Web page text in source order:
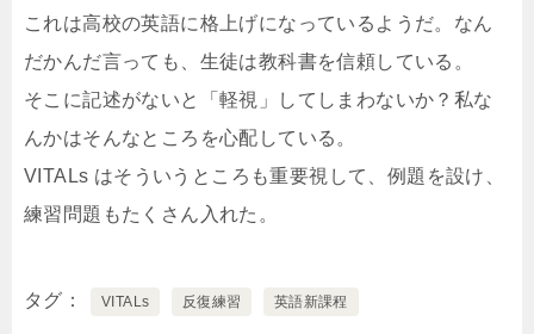
これは高校の英語に格上げになっているようだ。なん
だかんだ言っても、生徒は教科書を信頼している。
そこに記述がないと「軽視」してしまわないか？私な
んかはそんなところを心配している。
VITALs はそういうところも重要視して、例題を設け、
練習問題もたくさん入れた。
タグ VITALs 反復練習 英語新課程